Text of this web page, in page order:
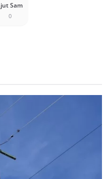
Sam
0